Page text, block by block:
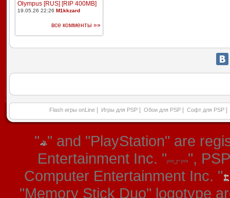
Olympus [RUS] [RIP 400MB]
19.05.26 22:26 M1kkzard
все комменты »»
Flash игры onLine Игры для PSP Обои для PSP Софт для PSP
" " and "PlayStation" are
Entertainment Inc. "
",
Computer Entertainment Inc. "
"Memory Stick Duo" logotype